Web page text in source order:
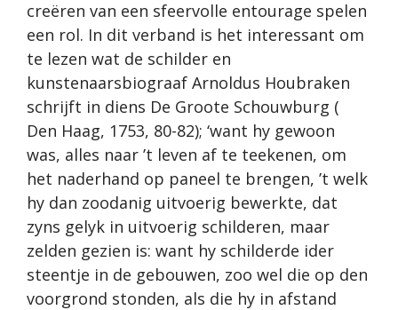
creëren van een sfeervolle entourage spelen
een rol. In dit verband is het interessant om
te lezen wat de schilder en
kunstenaarsbiograaf Arnoldus Houbraken
schrijft in diens De Groote Schouwburg (
Den Haag, 1753, 80-82); ‘want hy gewoon
was, alles naar ’t leven af te teekenen, om
het naderhand op paneel te brengen, ’t welk
hy dan zoodanig uitvoerig bewerkte, dat
zyns gelyk in uitvoerig schilderen, maar
zelden gezien is: want hy schilderde ider
steentje in de gebouwen, zoo wel die op den
voorgrond stonden, als die hy in afstand